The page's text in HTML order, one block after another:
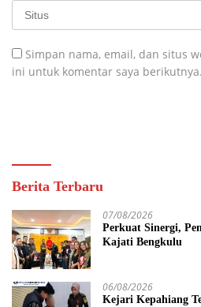
Simpan nama, email, dan situs
ini untuk komentar saya berikutnya.
Berita Terbaru
07/08/2026
Perkuat Sinergi,
Kajati Bengkulu
06/08/2026
Kejari Kepahiang